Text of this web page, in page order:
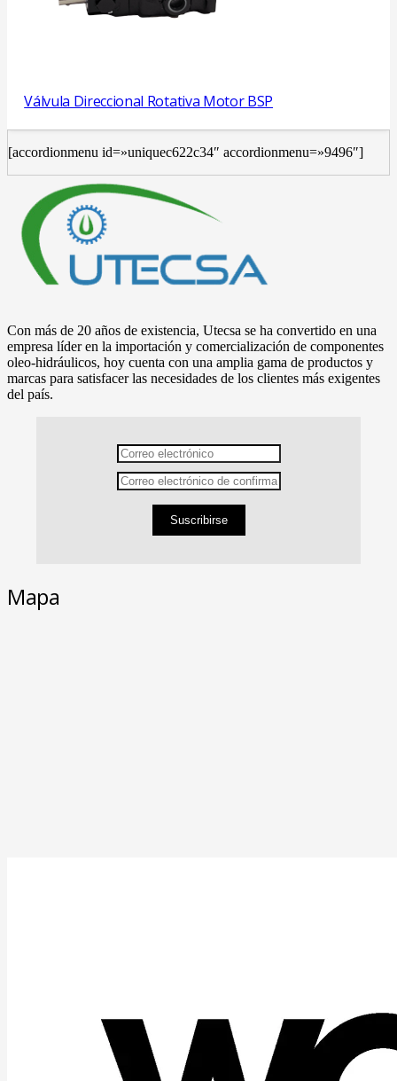
Válvula Direccional Rotativa Motor BSP
[accordionmenu id=»uniquec622c34″ accordionmenu=»9496″]
Con más de 20 años de existencia, Utecsa se ha convertido en una
empresa líder en la importación y comercialización de componentes
oleo-hidráulicos, hoy cuenta con una amplia gama de productos y
marcas para satisfacer las necesidades de los clientes más exigentes
del país.
Suscribirse
Mapa